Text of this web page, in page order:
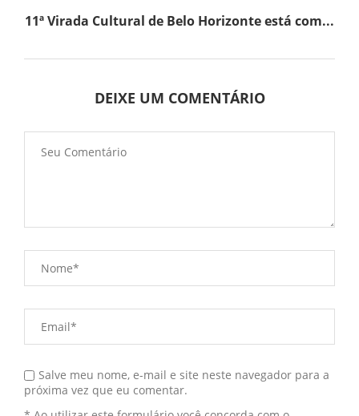
11ª Virada Cultural de Belo Horizonte está com...
DEIXE UM COMENTÁRIO
Salve meu nome, e-mail e site neste navegador para a
próxima vez que eu comentar.